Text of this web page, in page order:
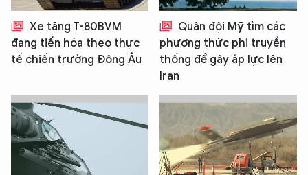
Xe tăng T-80BVM
đang tiến hóa theo thực
tế chiến trường Đông Âu
Quân đội Mỹ tìm các
phương thức phi truyền
thống để gây áp lực lên
Iran